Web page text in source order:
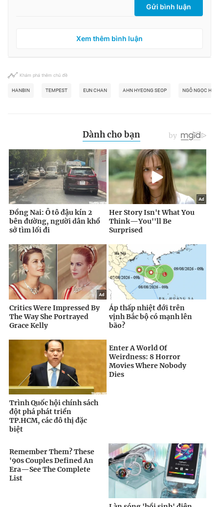
Gửi bình luận
Xem thêm bình luận
Khám phá thêm chủ đề
HANBIN TEMPEST EUN CHAN AHN HYEONG SEOP NGÔ NGỌC